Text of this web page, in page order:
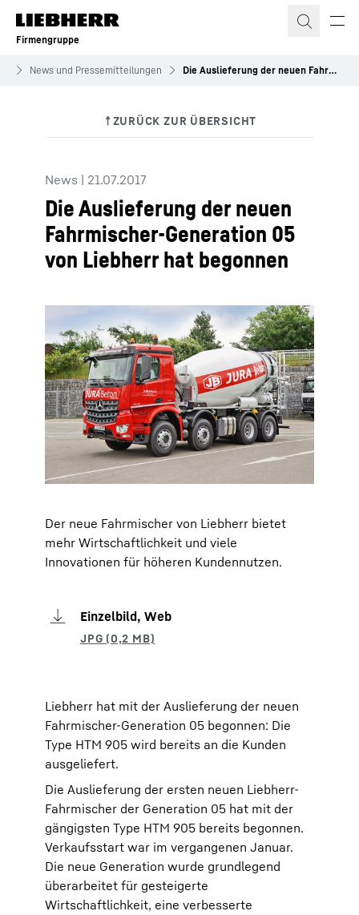
Zum Inhalt springen
Firmengruppe
News und Pressemitteilungen Die Auslieferung der neuen Fahrmischer-Generation 05 von Liebherr hat begonnen
News | 21.07.2017
Die Auslieferung der neuen
Fahrmischer-Generation 05
von Liebherr hat begonnen
Der neue Fahrmischer von Liebherr bietet
mehr Wirtschaftlichkeit und viele
Innovationen für höheren Kundennutzen.
Einzelbild, Web
Liebherr hat mit der Auslieferung der neuen
Fahrmischer-Generation 05 begonnen: Die
Type HTM 905 wird bereits an die Kunden
ausgeliefert.
Die Auslieferung der ersten neuen Liebherr-
Fahrmischer der Generation 05 hat mit der
gängigsten Type HTM 905 bereits begonnen.
Verkaufsstart war im vergangenen Januar.
Die neue Generation wurde grundlegend
überarbeitet für gesteigerte
Wirtschaftlichkeit, eine verbesserte